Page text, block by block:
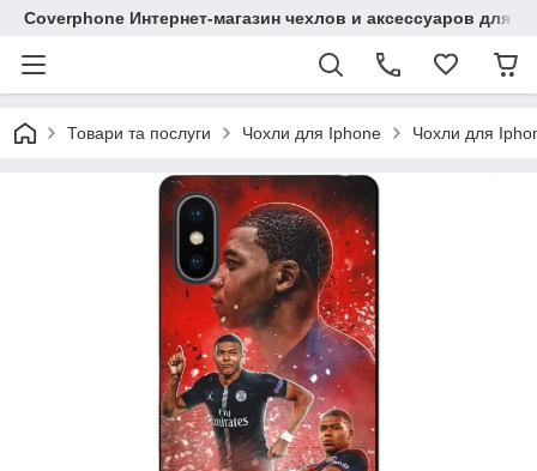
Coverphone Интернет-магазин чехлов и аксессуаров для
Товари та послуги Чохли для Iphone Чохли для